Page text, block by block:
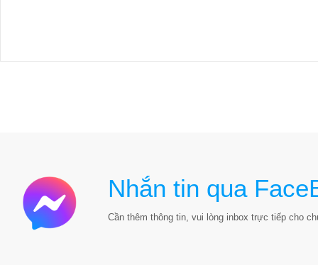
Nhắn tin qua
Cần thêm thông tin, vui lòng inbox trực tiếp cho